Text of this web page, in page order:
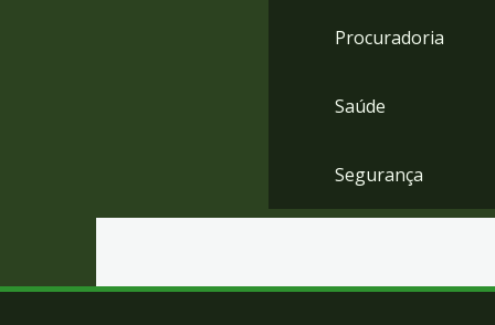
Procuradoria
Saúde
Segurança